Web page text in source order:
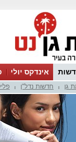
אינדקס יולי
גן חדשות נדל"ן